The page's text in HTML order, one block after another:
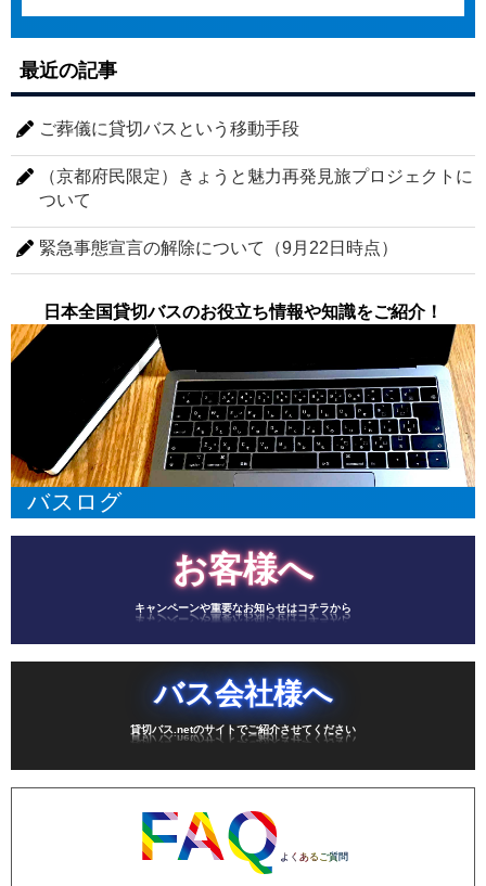
最近の記事
ご葬儀に貸切バスという移動手段
（京都府民限定）きょうと魅力再発見旅プロジェクトに
ついて
緊急事態宣言の解除について（9月22日時点）
日本全国貸切バスのお役立ち情報や知識をご紹介！
バスログ
お客様へ
キャンペーンや重要なお知らせはコチラから
バス会社様へ
貸切バス.netのサイトでご紹介させてください
FAQ よくあるご質問